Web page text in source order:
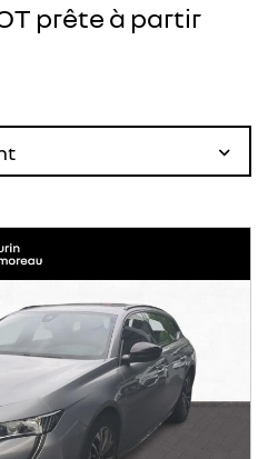
prête à partir